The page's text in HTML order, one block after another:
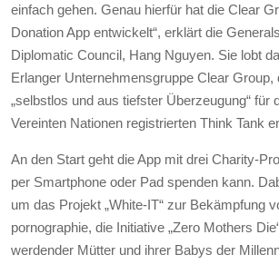
einfach gehen. Genau hierfür hat die Clear
Donation App entwickelt“, erklärt die
Diplomatic Council, Hang Nguyen. Sie lobt
Erlanger Unternehmensgruppe Clear Group,
„selbstlos und aus tiefster Überzeugung“ für
Vereinten Nationen registrierten Think Tank
An den Start geht die App mit drei Charity-
per Smartphone oder Pad spenden kann.
um das Projekt „White-IT“ zur Bekämpfung
pornographie, die Initiative „Zero Mothers
werdender Mütter und ihrer Babys der